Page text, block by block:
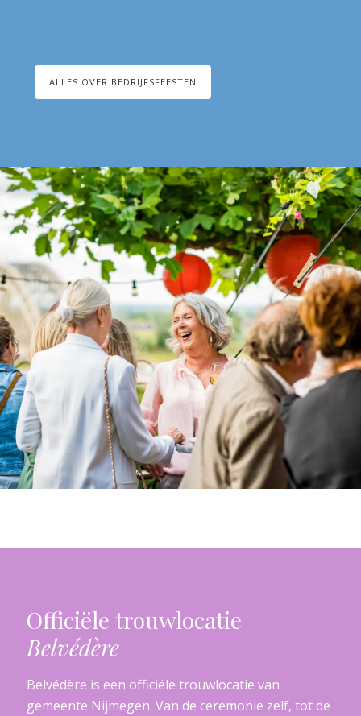
ALLES OVER BEDRIJFSFEESTEN
Officiële trouwlocatie
Belvédère
Belvédère is een officiële trouwlocatie van
gemeente Nijmegen. Van de ceremonie zelf, tot de